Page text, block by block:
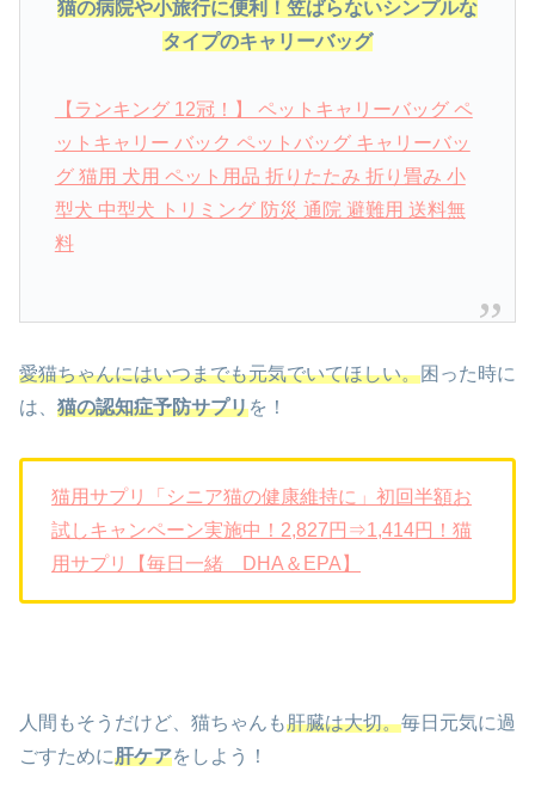
猫の病院や小旅行に便利！笠ばらないシンプルな
タイプのキャリーバッグ
【ランキング 12冠！】 ペットキャリーバッグ ペ
ットキャリー バック ペットバッグ キャリーバッ
グ 猫用 犬用 ペット用品 折りたたみ 折り畳み 小
型犬 中型犬 トリミング 防災 通院 避難用 送料無
料
愛猫ちゃんにはいつまでも元気でいてほしい。困った時に
は、 猫の認知症予防サプリを！
猫用サプリ「シニア猫の健康維持に」初回半額お
試しキャンペーン実施中！2,827円⇒1,414円！猫
用サプリ【毎日一緒 DHA＆EPA】
人間もそうだけど、猫ちゃんも肝臓は大切。毎日元気に過
ごすために肝ケアをしよう！